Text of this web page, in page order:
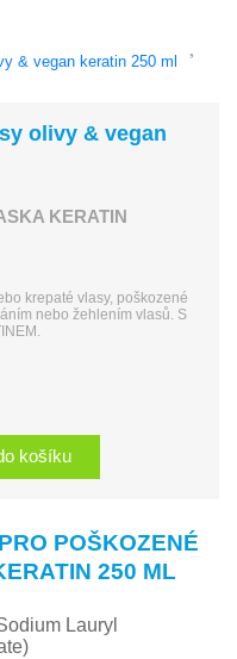
olivy & vegan
KERATIN
krepaté vlasy, poškozené
nebo žehlením vlasů. S
košíku
POŠKOZENÉ
250 ML
Lauryl